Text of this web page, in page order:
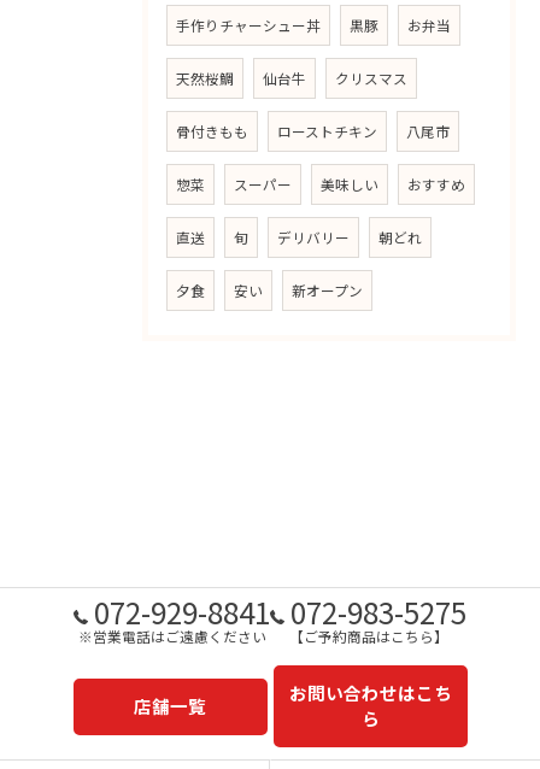
手作りチャーシュー丼 黒豚 お弁当
天然桜鯛 仙台牛 クリスマス
骨付きもも ローストチキン 八尾市
惣菜 スーパー 美味しい おすすめ
直送 旬 デリバリー 朝どれ
夕食 安い 新オープン
072-929-8841
※営業電話はご遠慮ください
072-983-5275
【ご予約商品はこちら】
店舗一覧
お問い合わせはこち
ら